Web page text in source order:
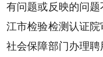
有问题或反映的问
江市检验检测认证
社会保障部门办理